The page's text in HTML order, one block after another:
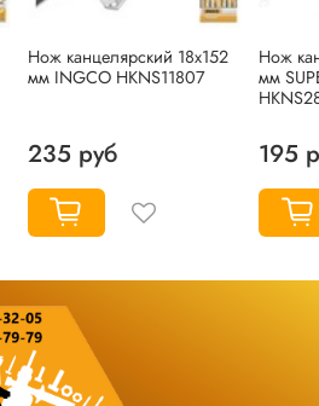
Нож канцелярский 18х152
мм INGCO HKNS11807
235 руб
Нож
мм
195